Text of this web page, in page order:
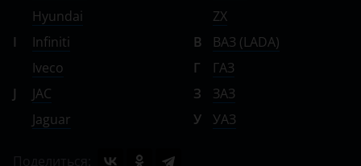
Hyundai
I
Infiniti
Iveco
J
JAC
Jaguar
ZX
В
ВАЗ (LADA)
Г
ГАЗ
З
ЗАЗ
У
УАЗ